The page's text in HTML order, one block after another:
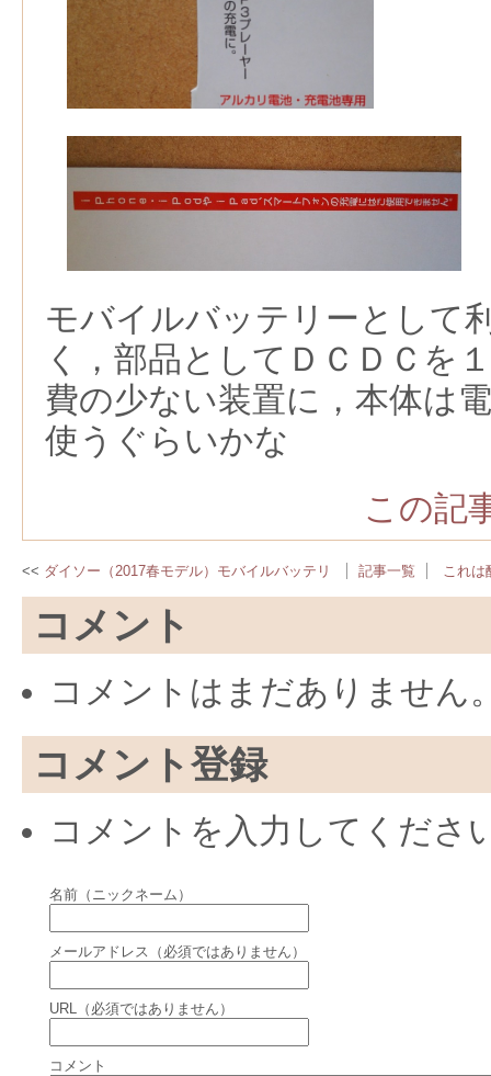
モバイルバッテリーとして
く，部品としてＤＣＤＣを
費の少ない装置に，本体は
使うぐらいかな
この記
ダイソー（2017春モデル）モバイルバッテリ 記事一覧 これは
コメント
コメントはまだありません
コメント登録
コメントを入力してくださ
名前（ニックネーム）
メールアドレス（必須ではありません）
URL（必須ではありません）
コメント